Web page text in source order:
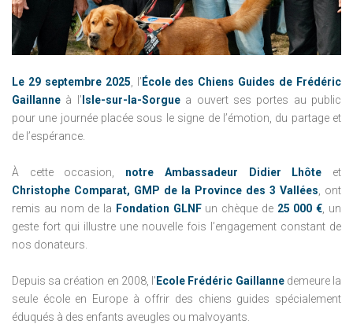
Le 29 septembre 2025 , l’ École des Chiens Guides de Frédéric
Gaillanne à l’ Isle-sur-la-Sorguea ouvert ses portes au public
pour une journée placée sous le signe de l’émotion, du partage et
de l’espérance.
À cette occasion, notre Ambassadeur Didier Lhôte et
Christophe Comparat, GMP de la Province des 3 Vallées , ont
remis au nom de la Fondation GLNFun chèque de 25 000 € , un
geste fort qui illustre une nouvelle fois l’engagement constant de
nos donateurs.
Depuis sa création en 2008, l' Ecole Frédéric Gaillannedemeure la
seule école en Europe à offrir des chiens guides spécialement
éduqués à des enfants aveugles ou malvoyants.